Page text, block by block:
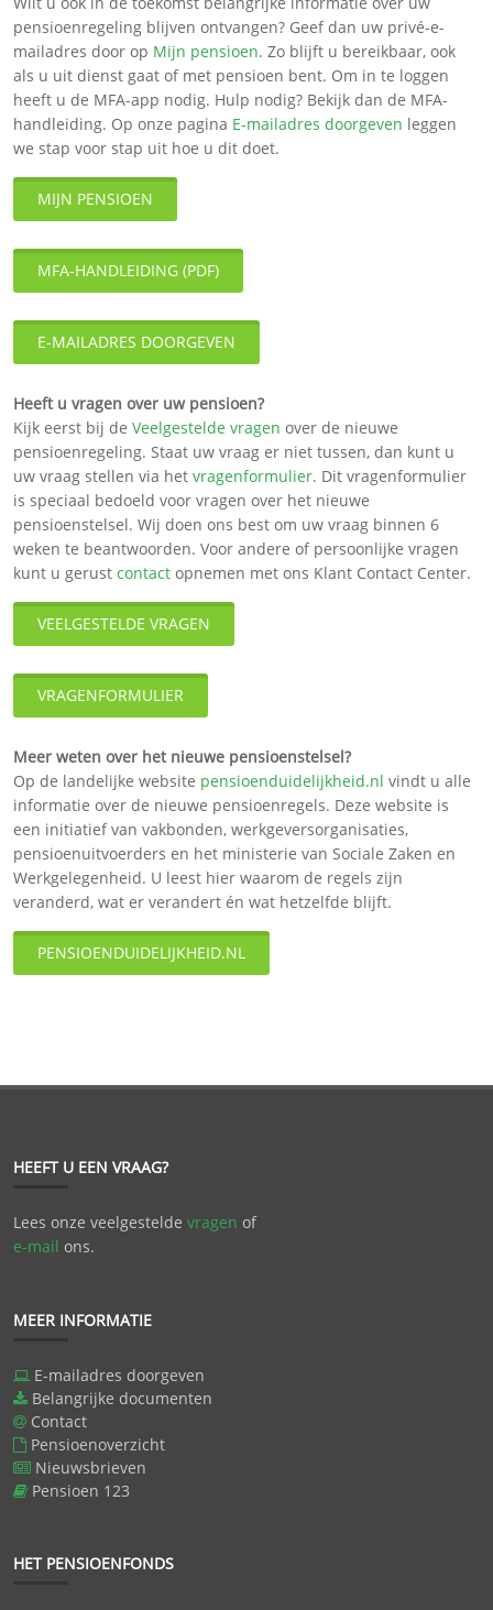
pensioenregeling blijven ontvangen? Geef dan uw privé-e-
mailadres door op Mijn pensioen. Zo blijft u bereikbaar, ook
als u uit dienst gaat of met pensioen bent. Om in te loggen
heeft u de MFA-app nodig. Hulp nodig? Bekijk dan de MFA-
handleiding. Op onze pagina E-mailadres doorgeven leggen
we stap voor stap uit hoe u dit doet.
MIJN PENSIOEN
MFA-HANDLEIDING (PDF)
E-MAILADRES DOORGEVEN
Heeft u vragen over uw pensioen?
Kijk eerst bij de Veelgestelde vragen over de nieuwe
pensioenregeling. Staat uw vraag er niet tussen, dan kunt u
uw vraag stellen via het vragenformulier. Dit vragenformulier
is speciaal bedoeld voor vragen over het nieuwe
pensioenstelsel. Wij doen ons best om uw vraag binnen 6
weken te beantwoorden. Voor andere of persoonlijke vragen
kunt u gerust contact opnemen met ons Klant Contact Center.
VEELGESTELDE VRAGEN
VRAGENFORMULIER
Meer weten over het nieuwe pensioenstelsel?
Op de landelijke website pensioenduidelijkheid.nl vindt u alle
informatie over de nieuwe pensioenregels. Deze website is
een initiatief van vakbonden, werkgeversorganisaties,
pensioenuitvoerders en het ministerie van Sociale Zaken en
Werkgelegenheid. U leest hier waarom de regels zijn
veranderd, wat er verandert én wat hetzelfde blijft.
PENSIOENDUIDELIJKHEID.NL
HEEFT U EEN VRAAG?
Lees onze veelgestelde vragen of
e-mail ons.
MEER INFORMATIE
E-mailadres doorgeven
Belangrijke documenten
Contact
Pensioenoverzicht
Nieuwsbrieven
Pensioen 123
HET PENSIOENFONDS